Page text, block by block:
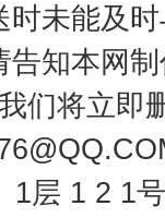
未能及
知本网
们将立即
1层 1 2 1